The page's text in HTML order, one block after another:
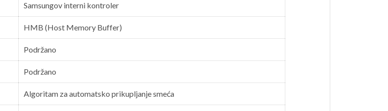
Samsungov interni kontroler
HMB (Host Memory Buffer)
Podržano
Podržano
Algoritam za automatsko prikupljanje smeća